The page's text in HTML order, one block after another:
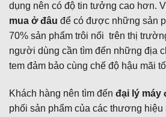
dụng nên có độ tin tưởng cao hơn.
mua ở đâu để có được những sản
70% sản phẩm trôi nổi trên thị
người dùng cần tìm đến những địa
tem đảm bảo cùng chế độ hậu mãi
Khách hàng nên tìm đến đại lý máy
phối sản phẩm của các thương hiệu